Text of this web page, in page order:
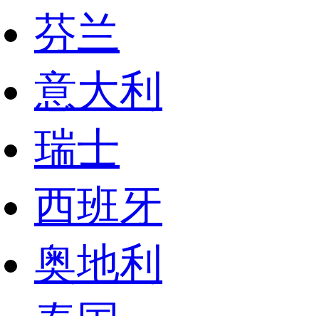
芬兰
意大利
瑞士
西班牙
奥地利